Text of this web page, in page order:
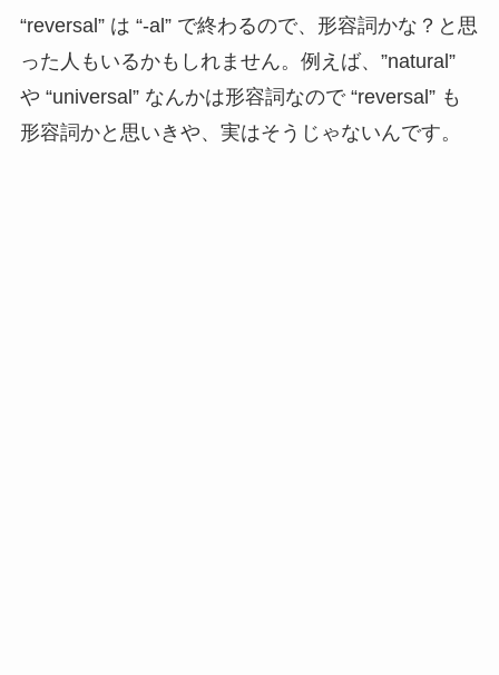
“reversal” は “-al” で終わるので、形容詞かな？と思
った人もいるかもしれません。例えば、”natural”
や “universal” なんかは形容詞なので “reversal” も
形容詞かと思いきや、実はそうじゃないんです。